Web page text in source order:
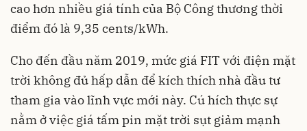
cao hơn nhiều giá tính của Bộ Công thương thời
điểm đó là 9,35 cents/kWh.
Cho đến đầu năm 2019, mức giá FIT với điện mặt
trời không đủ hấp dẫn để kích thích nhà đầu tư
tham gia vào lĩnh vực mới này. Cú hích thực sự
nằm ở việc giá tấm pin mặt trời sụt giảm mạnh